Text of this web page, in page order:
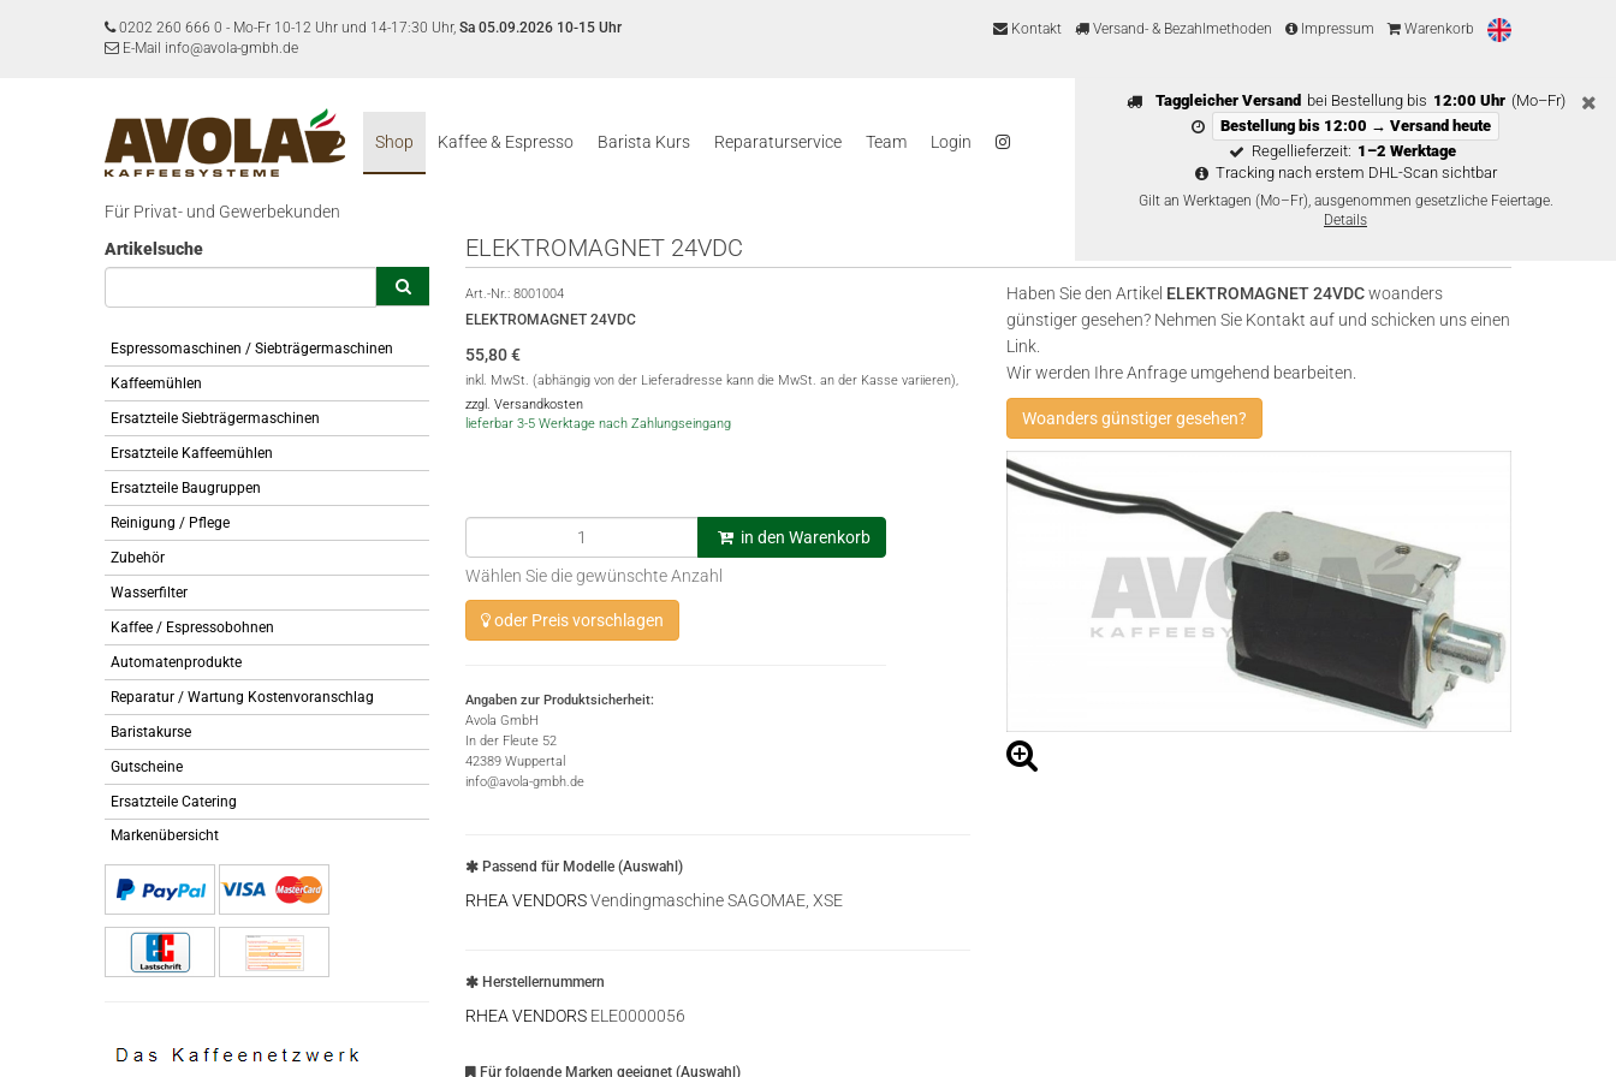
0202 260 666 0 - Mo-Fr 10-12 Uhr und 14-17:30 Uhr, Sa 05.09.2026 10-15 Uhr
E-Mail info@avola-gmbh.de
Kontakt Versand- & Bezahlmethoden Impressum Warenkorb
Taggleicher Versand bei Bestellung bis 12:00 Uhr (Mo–Fr)
Bestellung bis 12:00 → Versand heute
Regellieferzeit: 1–2 Werktage
Tracking nach erstem DHL-Scan sichtbar
Gilt an Werktagen (Mo–Fr), ausgenommen gesetzliche Feiertage.
Details
Shop Kaffee & Espresso Barista Kurs Reparaturservice Team Login
Für Privat- und Gewerbekunden
Artikelsuche
Espressomaschinen / Siebträgermaschinen
Kaffeemühlen
Ersatzteile Siebträgermaschinen
Ersatzteile Kaffeemühlen
Ersatzteile Baugruppen
Reinigung / Pflege
Zubehör
Wasserfilter
Kaffee / Espressobohnen
Automatenprodukte
Reparatur / Wartung Kostenvoranschlag
Baristakurse
Gutscheine
Ersatzteile Catering
Markenübersicht
ELEKTROMAGNET 24VDC
Art.-Nr.: 8001004
ELEKTROMAGNET 24VDC
55,80€
inkl. MwSt. (abhängig von der Lieferadresse kann die MwSt. an der Kasse variieren),
zzgl. Versandkosten
lieferbar 3-5 Werktage nach Zahlungseingang
in den Warenkorb
Wählen Sie die gewünschte Anzahl
oder Preis vorschlagen
Angaben zur Produktsicherheit:
Avola GmbH
In der Fleute 52
42389 Wuppertal
info@avola-gmbh.de
Passend für Modelle (Auswahl)
RHEA VENDORSVendingmaschine SAGOMAE, XSE
Herstellernummern
RHEA VENDORS ELE0000056
Für folgende Marken geeignet (Auswahl)
Haben Sie den Artikel ELEKTROMAGNET 24VDCwoanders
günstiger gesehen? Nehmen Sie Kontakt auf und schicken uns einen
Link.
Wir werden Ihre Anfrage umgehend bearbeiten.
Woanders günstiger gesehen?